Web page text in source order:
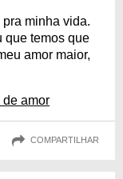
minha vida.
que temos que
amor maior,
de amor
COMPARTILHAR